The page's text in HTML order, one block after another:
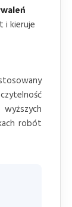
i kieruje
robót